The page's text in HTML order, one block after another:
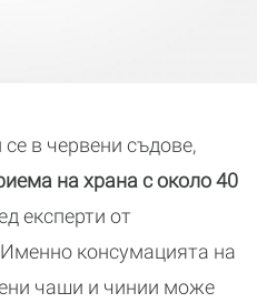
в червени съдове,
на храна с около 40
експерти от
консумацията на
чаши и чинии може